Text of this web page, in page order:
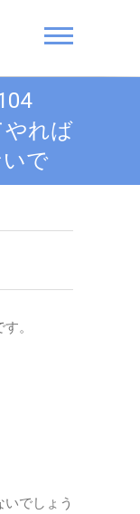
やれば
で
。
でしょう